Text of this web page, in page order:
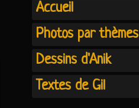
Accueil
Photos par thèmes
Dessins d'Anik
Textes de Gil